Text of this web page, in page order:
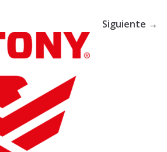
Siguiente →